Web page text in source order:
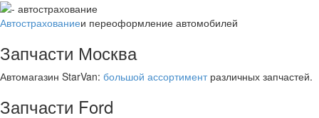
Автострахованиеи переоформление автомобилей
Запчасти Москва
Автомагазин StarVan: большой ассортиментразличных запчастей.
Запчасти Ford